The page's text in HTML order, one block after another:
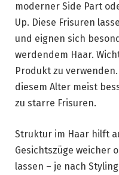
moderner Side Part
Up. Diese Frisuren
und eignen sich
werdendem Haar.
Produkt zu
diesem Alter meist
zu starre Frisuren.
Struktur im Haar hilft
Gesichtszüge weicher
lassen – je nach